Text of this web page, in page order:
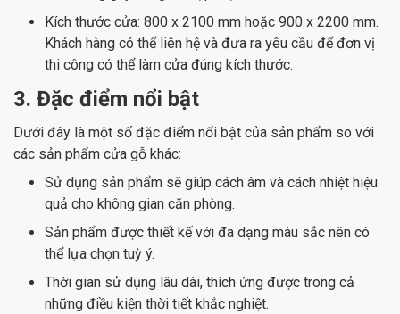
Kích thước cửa: 800 x 2100 mm hoặc 900 x 2200 mm.
Khách hàng có thể liên hệ và đưa ra yêu cầu để đơn vị
thi công có thể làm cửa đúng kích thước.
3. Đặc điểm nổi bật
Dưới đây là một số đặc điểm nổi bật của sản phẩm so với
các sản phẩm cửa gỗ khác:
Sử dụng sản phẩm sẽ giúp cách âm và cách nhiệt hiệu
quả cho không gian căn phòng.
Sản phẩm được thiết kế với đa dạng màu sắc nên có
thể lựa chọn tuỳ ý.
Thời gian sử dụng lâu dài, thích ứng được trong cả
những điều kiện thời tiết khắc nghiệt.